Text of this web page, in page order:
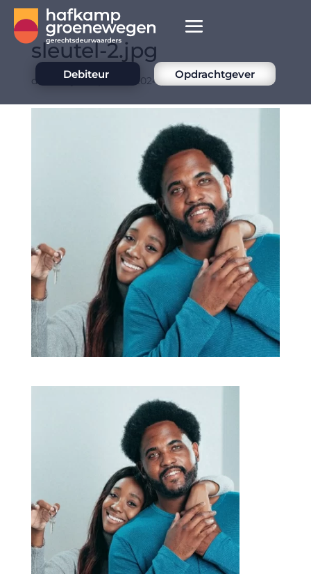
Debiteur Opdrachtgever
sleutel-2.jpg
door Mcjovin|dec 8, 2024 |0 Reacties